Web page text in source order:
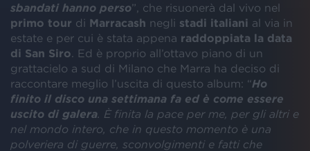
sbandati hanno perso”, che risuonerà dal vivo nel
primo tour di Marracash negli stadi italiani al via in
estate e per cui è stata appena raddoppiata la data
di San Siro . Ed è proprio all’ottavo piano di un
grattacielo a sud di Milano che Marra ha deciso di
raccontare meglio l’uscita di questo album: “Ho
finito il disco una settimana fa ed è come essere
uscito di galera. È finita la pace per me, per gli altri e
nel mondo intero, che in questo momento è una
polveriera di guerre, sconvolgimenti e fatti che